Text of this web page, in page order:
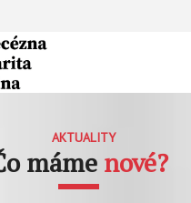
AKTUALITY
máme nové?